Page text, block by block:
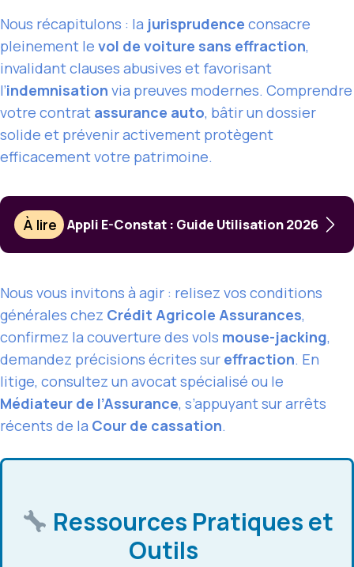
Nous récapitulons : la jurisprudence consacre
pleinement le vol de voiture sans effraction,
invalidant clauses abusives et favorisant
l’indemnisation via preuves modernes. Comprendre
votre contrat assurance auto, bâtir un dossier
solide et prévenir activement protègent
efficacement votre patrimoine.
À lire Appli E-Constat : Guide Utilisation 2026
Nous vous invitons à agir : relisez vos conditions
générales chez Crédit Agricole Assurances,
confirmez la couverture des vols mouse-jacking,
demandez précisions écrites sur effraction. En
litige, consultez un avocat spécialisé ou le
Médiateur de l’Assurance, s’appuyant sur arrêts
récents de la Cour de cassation.
Ressources Pratiques et
Outils